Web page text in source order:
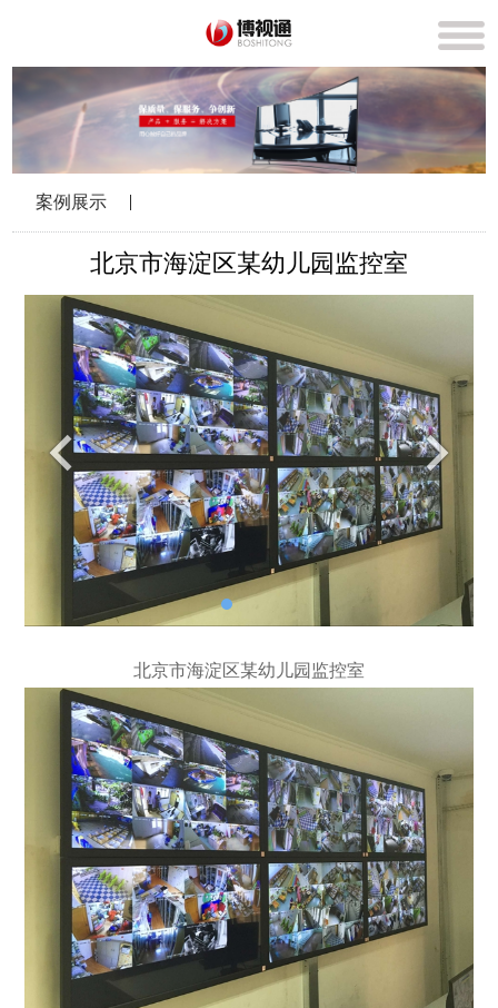
案例展示
北京市海淀区某幼儿园监控室
北京市海淀区某幼儿园监控室